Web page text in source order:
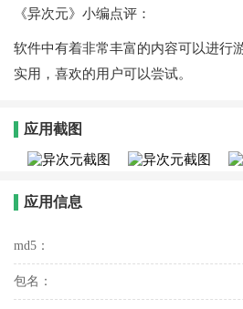
《异次元》小编点评：
软件中有着非常丰富的内容可以进行
实用，喜欢的用户可以尝试。
应用截图
应用信息
md5：
包名：